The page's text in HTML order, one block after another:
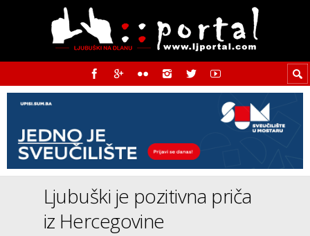
Ljubuški je pozitivna priča
iz Hercegovine